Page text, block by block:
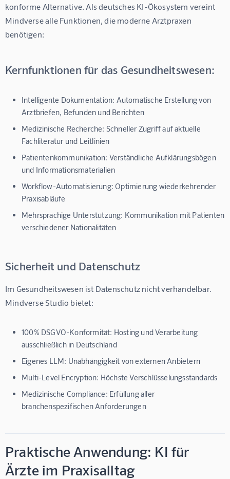
konforme Alternative. Als deutsches KI-Ökosystem vereint
Mindverse alle Funktionen, die moderne Arztpraxen
benötigen:
Kernfunktionen für das Gesundheitswesen:
Intelligente Dokumentation: Automatische Erstellung von
Arztbriefen, Befunden und Berichten
Medizinische Recherche: Schneller Zugriff auf aktuelle
Fachliteratur und Leitlinien
Patientenkommunikation: Verständliche Aufklärungsbögen
und Informationsmaterialien
Workflow-Automatisierung: Optimierung wiederkehrender
Praxisabläufe
Mehrsprachige Unterstützung: Kommunikation mit Patienten
verschiedener Nationalitäten
Sicherheit und Datenschutz
Im Gesundheitswesen ist Datenschutz nicht verhandelbar.
Mindverse Studio bietet:
100% DSGVO-Konformität: Hosting und Verarbeitung
ausschließlich in Deutschland
Eigenes LLM: Unabhängigkeit von externen Anbietern
Multi-Level Encryption: Höchste Verschlüsselungsstandards
Medizinische Compliance: Erfüllung aller
branchenspezifischen Anforderungen
Praktische Anwendung: KI für
Ärzte im Praxisalltag